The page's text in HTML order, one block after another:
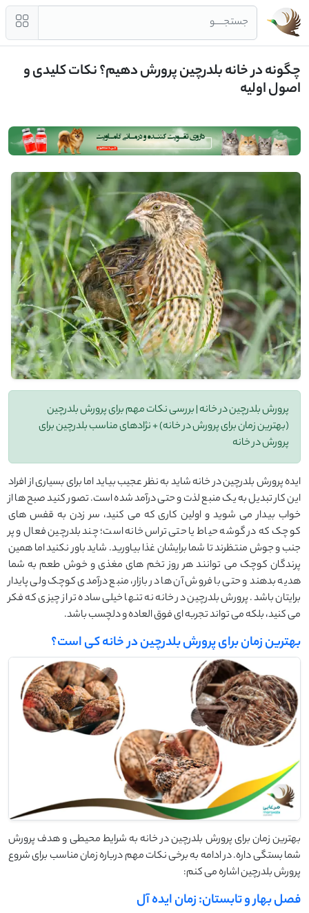
جستجــــو
چگونه در خانه بلدرچین پرورش دهیم؟ نکات کلیدی و
اصول اولیه
پرورش بلدرچین در خانه | بررسی نکات مهم برای پرورش بلدرچین
(بهترین زمان برای پرورش در خانه) + نژادهای مناسب بلدرچین برای
پرورش در خانه
ایده‌ پرورش بلدرچین در خانه شاید به نظر عجیب بیاید اما برای بسیاری از افراد
این کار تبدیل به یک منبع لذت و حتی درآمد شده است. تصور کنید صبح‌ ها از
خواب بیدار می‌ شوید و اولین کاری که می ‌کنید، سر زدن به قفس‌ های
کوچک که در گوشه‌ حیاط یا حتی تراس خانه است؛ چند بلدرچین فعال و پر
جنب و جوش منتظرند تا شما برایشان غذا بیاورید. شاید باور نکنید اما همین
پرندگان کوچک می توانند هر روز تخم‌ های مغذی و خوش ‌طعم به شما
هدیه بدهند و حتی با فروش آن ها در بازار، منبع درآمدی کوچک ولی پایدار
برایتان باشد. پرورش بلدرچین در خانه نه تنها خیلی ساده ‌تر از چیزی که فکر
می ‌کنید، بلکه می تواند تجربه ‌ای فوق ‌العاده و دلچسب باشد.
بهترین زمان برای پرورش بلدرچین در خانه کی است؟
بهترین زمان برای پرورش بلدرچین در خانه به شرایط محیطی و هدف پرورش
شما بستگی داره. در ادامه به برخی نکات مهم درباره زمان مناسب برای شروع
پرورش بلدرچین اشاره می ‌کنم:
فصل بهار و تابستان: زمان ایده آل